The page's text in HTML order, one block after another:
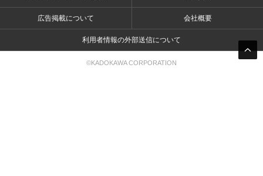
広告掲載について 会社概要
利用者情報の外部送信について
©KADOKAWA CORPORATION